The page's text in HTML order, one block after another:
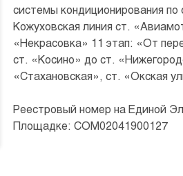
системы кондиционирования по
Кожуховская линия ст.
«Некрасовка» 11 этап: «От
ст. «Косино» до ст.
«Стахановская», ст. «Окская
Реестровый номер на Единой
Площадке: COM02041900127